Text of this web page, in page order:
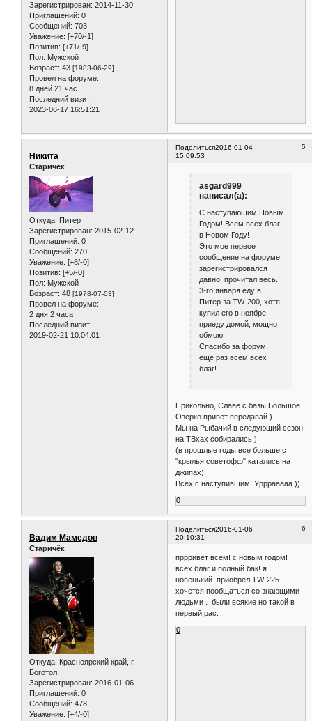
Зарегистрирован: 2014-11-30
Приглашений: 0
Сообщений: 703
Уважение: [+70/-1]
Позитив: [+71/-9]
Пол: Мужской
Возраст: 43 [1983-06-29]
Провел на форуме:
8 дней 21 час
Последний визит:
2023-06-17 16:51:21
Поделиться 5
2016-01-04
15:09:53
Никита
Старичёк
Откуда: Питер
Зарегистрирован: 2015-02-12
Приглашений: 0
Сообщений: 270
Уважение: [+8/-0]
Позитив: [+5/-0]
Пол: Мужской
Возраст: 48 [1978-07-03]
Провел на форуме:
2 дня 2 часа
Последний визит:
2019-02-21 10:04:01
asgard999
написал(а):
С наступающим Новым
Годом! Всем всех благ
в Новом Году!
Это мое первое
сообщение на форуме,
зарегистрировался
давно, прочитал весь.
3-го января еду в
Питер за TW-200, хотя
купил его в ноябре,
приеду домой, мощно
обмою!
Спасибо за форум,
ещё раз всем всех
благ!
Прикольно, Славе с базы Большое
Озерко привет передавай )
Мы на Рыбачий в следующий сезон
на ТВхах собирались )
(в прошлые годы все больше с
"крылья советофф" катались на
джипах)
Всех с наступившим! Урррааааа ))
0
Поделиться 6
2016-01-06
20:10:31
Вадим Мамедов
Старичёк
Откуда: Красноярский край, г.
Боготол.
Зарегистрирован: 2016-01-06
Приглашений: 0
Сообщений: 478
Уважение: [+4/-0]
пррривет всем! с новым годом!
всех благ и полный бак! я
новенький. приобрел TW-225 .
хочется пообщаться со знающими
людьми . были всякие но такой в
первый рас.
0